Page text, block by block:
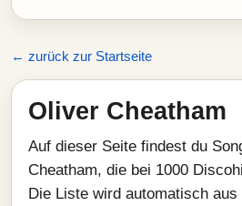
← zurück zur Startseite
Oliver Cheatham
Auf dieser Seite findest du
Cheatham, die bei 1000
Die Liste wird automatisch aus